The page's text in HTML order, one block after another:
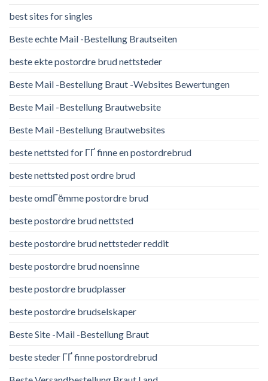
best sites for singles
Beste echte Mail -Bestellung Brautseiten
beste ekte postordre brud nettsteder
Beste Mail -Bestellung Braut -Websites Bewertungen
Beste Mail -Bestellung Brautwebsite
Beste Mail -Bestellung Brautwebsites
beste nettsted for ГҐ finne en postordrebrud
beste nettsted post ordre brud
beste omdГёmme postordre brud
beste postordre brud nettsted
beste postordre brud nettsteder reddit
beste postordre brud noensinne
beste postordre brudplasser
beste postordre brudselskaper
Beste Site -Mail -Bestellung Braut
beste steder ГҐ finne postordrebrud